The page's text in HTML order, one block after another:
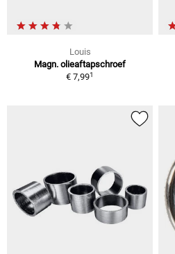
Louis
Magn. olieaftapschroef
€ 7,991